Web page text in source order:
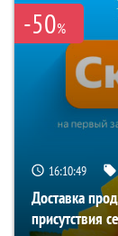
-50%
16:10:48
Доставка
присутствия